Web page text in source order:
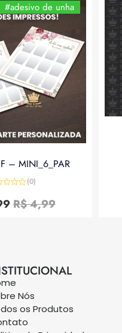
#adesivo de unha
– MINI_6_PAR
(0)
R$4,99
Nós
os Produtos